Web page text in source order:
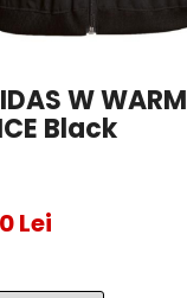
W WARM
Black
Lei